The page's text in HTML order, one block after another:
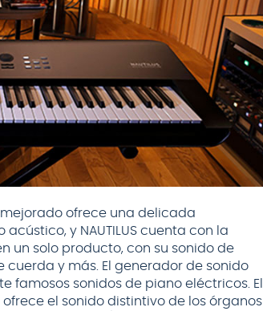
mejorado ofrece una delicada
y NAUTILUS cuenta con la
un solo producto, con su sonido de
y más. El generador de sonido
famosos sonidos de piano eléctricos. El
el sonido distintivo de los órganos